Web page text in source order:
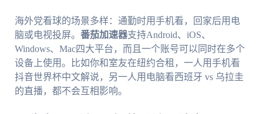
海外党看球的场景多样：通勤时用手机看，回家后用电
脑或电视投屏。 番茄加速器支持Android、iOS、
Windows、Mac四大平台，而且一个账号可以同时在多个
设备上使用。比如你和室友在纽约合租，一人用手机看
抖音世界杯中文解说，另一人用电脑看西班牙 vs 乌拉圭
的直播，都不会互相影响。